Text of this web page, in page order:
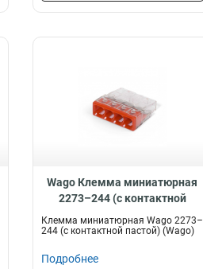
Wago Клемма миниатюрная
2273–244 (с контактной
пастой), 88329
Клемма миниатюрная Wago 2273–
244 (с контактной пастой) (Wago)
Подробнее